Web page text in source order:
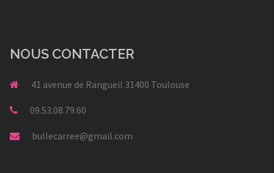
NOUS CONTACTER
41 avenue de Rangueil 31400 Toulouse
09.53.08.79.60
bullecarree@gmail.com